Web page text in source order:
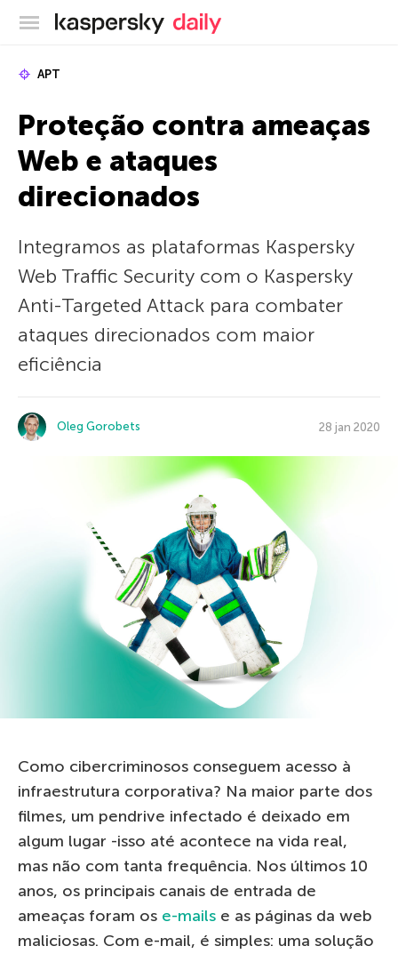
Blog oficial da Kaspersky
APT
Proteção contra ameaças
Web e ataques
direcionados
Integramos as plataformas Kaspersky
Web Traffic Security com o Kaspersky
Anti-Targeted Attack para combater
ataques direcionados com maior
eficiência
Oleg Gorobets 28 jan 2020
Como cibercriminosos conseguem acesso à
infraestrutura corporativa? Na maior parte dos
filmes, um pendrive infectado é deixado em
algum lugar -isso até acontece na vida real,
mas não com tanta frequência. Nos últimos 10
anos, os principais canais de entrada de
ameaças foram os e-mails e as páginas da web
maliciosas. Com e-mail, é simples: uma solução